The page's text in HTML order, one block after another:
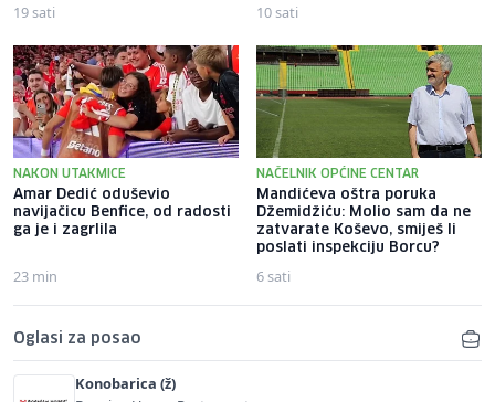
19 sati 10 sati
NAKON UTAKMICE
Amar Dedić oduševio
navijačicu Benfice, od radosti
ga je i zagrlila
23 min
NAČELNIK OPĆINE CENTAR
Mandićeva oštra poruka
Džemidžiću: Molio sam da ne
zatvarate Koševo, smiješ li
poslati inspekciju Borcu?
6 sati
Oglasi za posao
Konobarica (ž)